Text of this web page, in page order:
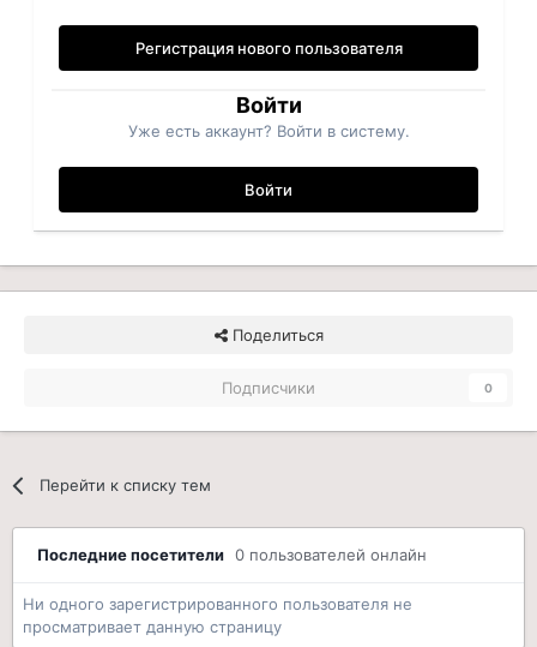
Регистрация нового пользователя
Войти
Уже есть аккаунт? Войти в систему.
Войти
Поделиться
Подписчики 0
Перейти к списку тем
Последние посетители 0 пользователей онлайн
Ни одного зарегистрированного пользователя не
просматривает данную страницу